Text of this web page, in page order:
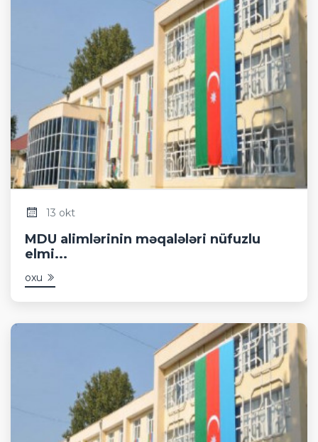
13 okt
MDU alimlərinin məqalələri nüfuzlu
elmi...
oxu